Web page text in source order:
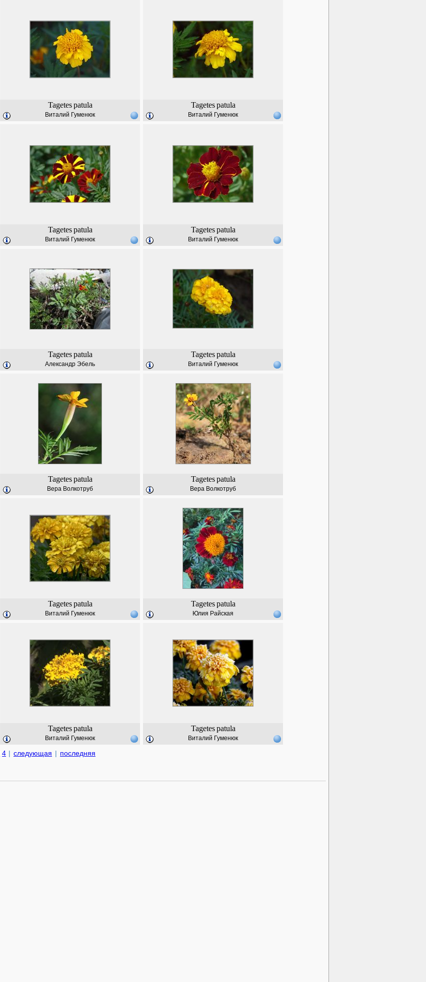
Tagetes patula
Виталий Гуменюк
Tagetes patula
Виталий Гуменюк
Tagetes patula
Виталий Гуменюк
Tagetes patula
Виталий Гуменюк
Tagetes patula
Александр Эбель
Tagetes patula
Виталий Гуменюк
Tagetes patula
Вера Волкотруб
Tagetes patula
Вера Волкотруб
Tagetes patula
Виталий Гуменюк
Tagetes patula
Юлия Райская
Tagetes patula
Виталий Гуменюк
Tagetes patula
Виталий Гуменюк
4 | следующая | последняя